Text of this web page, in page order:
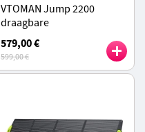
VTOMAN Jump 2200
draagbare
energiecentrale, 1548Wh
LiFePO4 accu, 2200W AC
uitgang, uitbreidbaar tot
3096Wh
579,00 €
599,00 €